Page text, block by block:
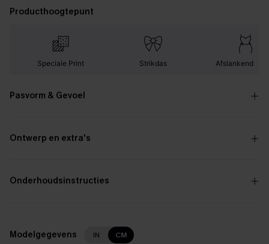
Producthoogtepunt
Speciale Print Strikdas Afslankend
Pasvorm & Gevoel
Ontwerp en extra's
Onderhoudsinstructies
Modelgegevens IN CM